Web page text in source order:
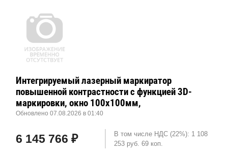
Интегрируемый лазерный маркиратор
повышенной контрастности с функцией 3D-
маркировки, окно 100х100мм,
Обновлено 07.08.2026 в 01:40
6 145 766 ₽
В том числе НДС (22%): 1 108
253 руб. 69 коп.